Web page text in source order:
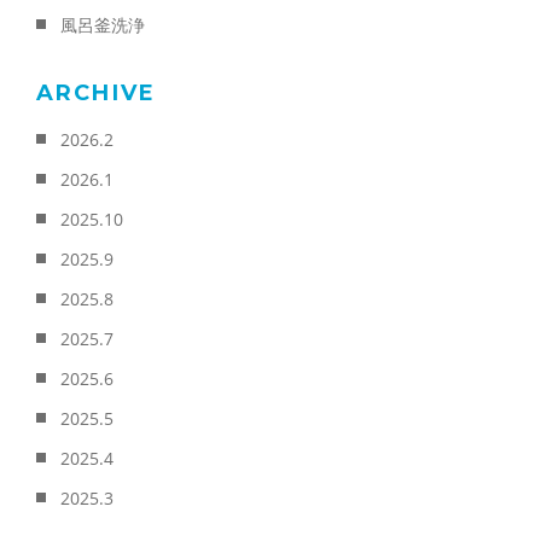
風呂釜洗浄
ARCHIVE
2026.2
2026.1
2025.10
2025.9
2025.8
2025.7
2025.6
2025.5
2025.4
2025.3